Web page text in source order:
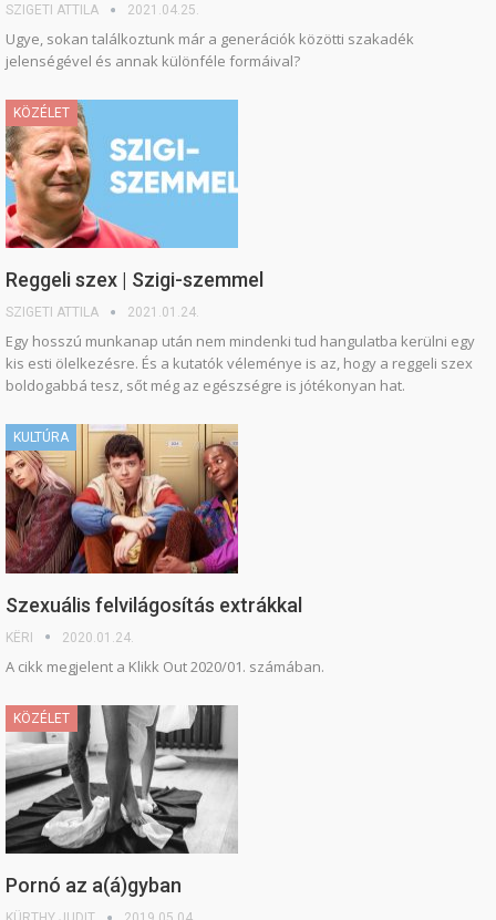
SZIGETI ATTILA 2021.04.25.
Ugye, sokan találkoztunk már a generációk közötti szakadék
jelenségével és annak különféle formáival?
KÖZÉLET
Reggeli szex | Szigi-szemmel
SZIGETI ATTILA 2021.01.24.
Egy hosszú munkanap után nem mindenki tud hangulatba kerülni egy
kis esti ölelkezésre. És a kutatók véleménye is az, hogy a reggeli szex
boldogabbá tesz, sőt még az egészségre is jótékonyan hat.
KULTÚRA
Szexuális felvilágosítás extrákkal
KËRI 2020.01.24.
A cikk megjelent a Klikk Out 2020/01. számában.
KÖZÉLET
Pornó az a(á)gyban